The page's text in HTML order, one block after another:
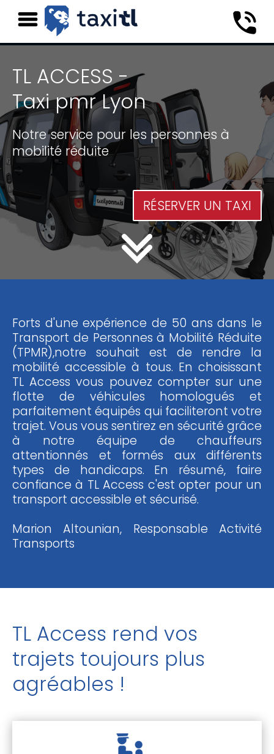
TL ACCESS -
Taxi pmr Lyon
Notre service pour les personnes à
mobilité réduite
RÉSERVER UN TAXI
Forts d'une expérience de 50 ans dans le
Transport de Personnes à Mobilité Réduite
(TPMR),notre souhait est de rendre la
mobilité accessible à tous. En choisissant
TL Access vous pouvez compter sur une
flotte de véhicules homologués et
parfaitement équipés qui faciliteront votre
trajet. Vous vous sentirez en sécurité grâce
à notre équipe de chauffeurs
attentionnés et formés aux différents
types de handicaps. En résumé, faire
confiance à TL Access c'est opter pour un
transport accessible et sécurisé.
Marion Altounian, Responsable Activité
Transports
TL Access rend vos
trajets toujours plus
agréables !